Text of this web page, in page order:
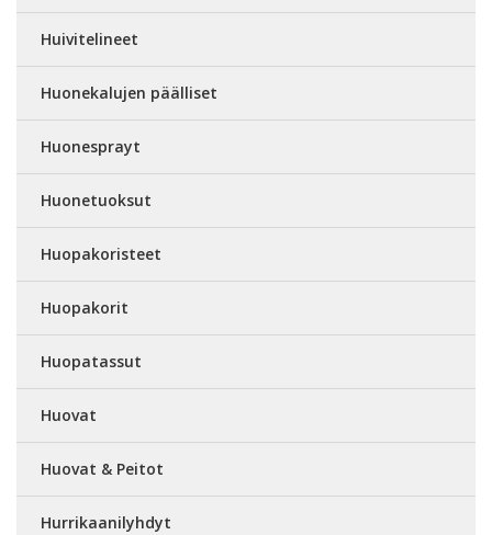
Huivitelineet
Huonekalujen päälliset
Huonesprayt
Huonetuoksut
Huopakoristeet
Huopakorit
Huopatassut
Huovat
Huovat & Peitot
Hurrikaanilyhdyt